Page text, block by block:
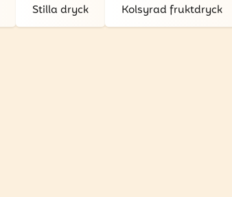
Stilla dryck Kolsyrad fruktdryck